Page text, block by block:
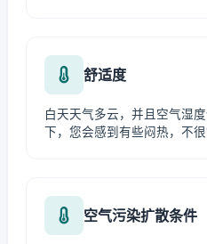
舒适度
白天天气多云，并且空气湿
下，您会感到有些闷热，不很
空气污染扩散条件